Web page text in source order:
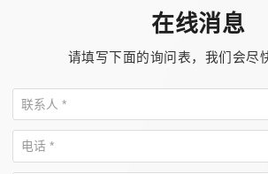
在线消息
请填写下面的询问表，我们会尽